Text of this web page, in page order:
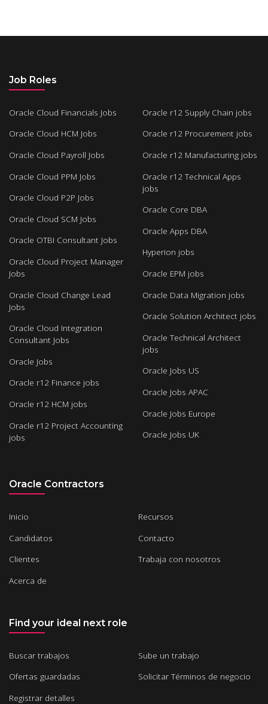
Job Roles
Oracle Cloud Financials Jobs
Oracle Cloud HCM Jobs
Oracle Cloud Payroll Jobs
Oracle Cloud PPM Jobs
Oracle Cloud P2P Jobs
Oracle Cloud SCM Jobs
Oracle OTBI Consultant Jobs
Oracle Cloud Project Manager
Jobs
Oracle Cloud Change Lead
Jobs
Oracle Cloud Integration
Consultant Jobs
Oracle Jobs
Oracle r12 Finance jobs
Oracle r12 HCM jobs
Oracle r12 Project Accounting
jobs
Oracle r12 Supply Chain jobs
Oracle r12 Procurement jobs
Oracle r12 Manufacturing jobs
Oracle r12 Technical Apps
jobs
Oracle Core DBA
Oracle Apps DBA
Hyperion jobs
Oracle EPM jobs
Oracle Data Migration jobs
Oracle Solution Architect jobs
Oracle Technical Architect
jobs
Oracle Jobs US
Oracle Jobs APAC
Oracle Jobs Europe
Oracle Jobs UK
Oracle Contractors
Inicio
Candidatos
Clientes
Acerca de
Recursos
Contacto
Trabaja con nosotros
Find your ideal next role
Buscar trabajos
Ofertas guardadas
Registrar detalles
Sube un trabajo
Solicitar Términos de negocio